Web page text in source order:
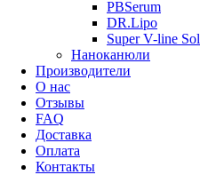
PBSerum
DR.Lipo
Super V-line Sol
Наноканюли
Производители
О нас
Отзывы
FAQ
Доставка
Оплата
Контакты